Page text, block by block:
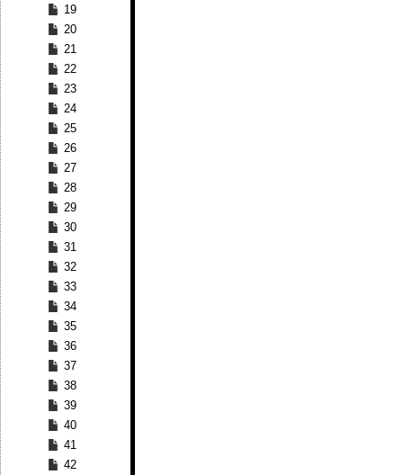
19
20
21
22
23
24
25
26
27
28
29
30
31
32
33
34
35
36
37
38
39
40
41
42